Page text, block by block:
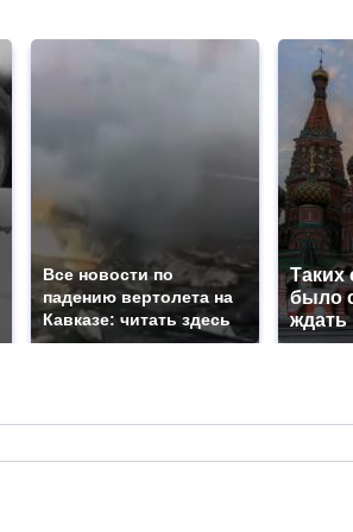
Все новости по
падению вертолета на
Кавказе: читать здесь
Таких
было
ждать